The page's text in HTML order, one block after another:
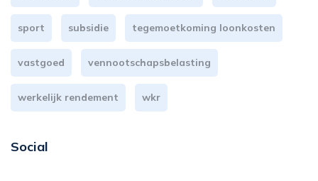
sport subsidie tegemoetkoming loonkosten
vastgoed vennootschapsbelasting
werkelijk rendement wkr
Social